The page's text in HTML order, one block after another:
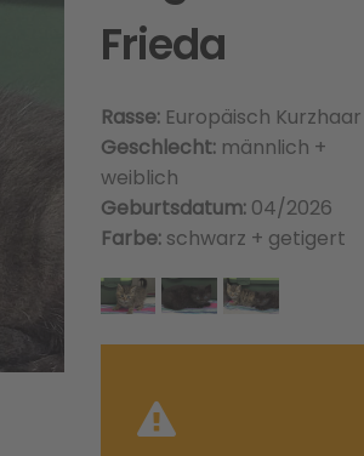
Frieda
Rasse: Europäisch Kurzhaar
Geschlecht:männlich +
weiblich
Geburtsdatum:04/2026
Farbe: schwarz + getigert